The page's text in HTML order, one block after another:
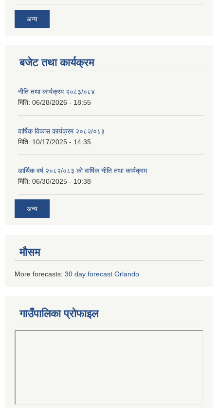
अन्य
बजेट तथा कार्यक्रम
नीति तथा कार्यक्रम २०८३/०८४
मिति: 06/28/2026 - 18:55
वार्षिक विकास कार्यक्रम २०८२/०८३
मिति: 10/17/2025 - 14:35
आर्थिक वर्ष २०८२/०८३ को वार्षिक नीति तथा कार्यक्रम
मिति: 06/30/2025 - 10:38
अन्य
मौसम
More forecasts: 30 day forecast Orlando
गाउँपालिका प्रोफाइल